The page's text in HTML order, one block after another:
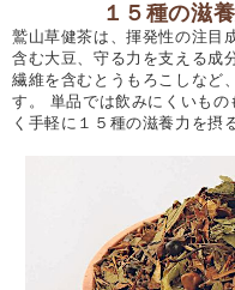
１５種の滋
鷲山草健茶は、揮発性の注目
含む大豆、守る力を支える成
繊維を含むとうもろこしなど
す。 単品では飲みにくいも
く手軽に１５種の滋養力を摂